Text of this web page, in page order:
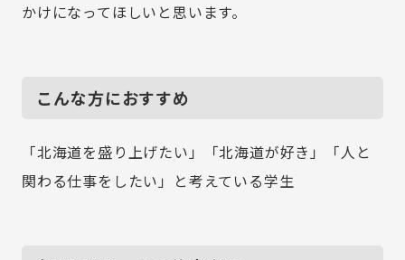
かけになってほしいと思います。
こんな方におすすめ
「北海道を盛り上げたい」「北海道が好き」「人と
関わる仕事をしたい」と考えている学生